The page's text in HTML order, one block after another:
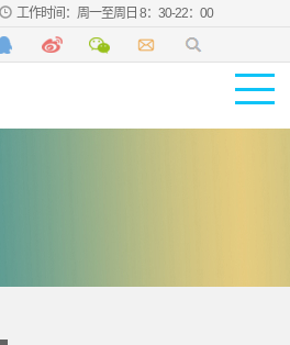
工作时间：周一至周日 8：30-22：00